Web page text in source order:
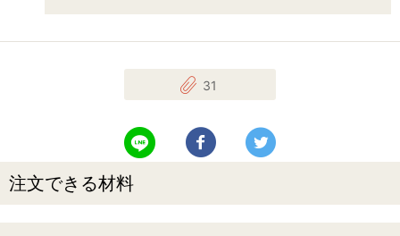
31
LINEで送る Facebookでシェアする
注文できる材料